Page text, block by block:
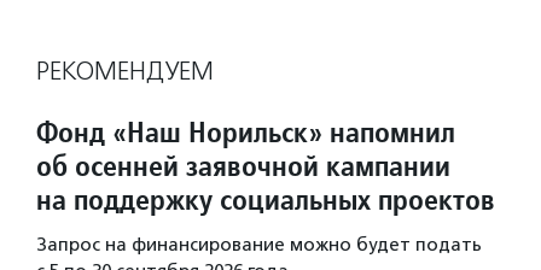
РЕКОМЕНДУЕМ
Фонд «Наш Норильск» напомнил
об осенней заявочной кампании
на поддержку социальных проектов
Запрос на финансирование можно будет подать